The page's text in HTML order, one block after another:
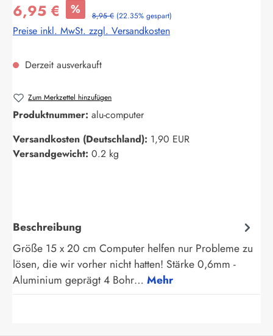
6,95 € % 8,95 € (22.35% gespart)
Preise inkl. MwSt. zzgl. Versandkosten
Derzeit ausverkauft
Zum Merkzettel hinzufügen
Produktnummer: alu-computer
Versandkosten (Deutschland): 1,90 EUR
Versandgewicht: 0.2 kg
Beschreibung
Größe 15 x 20 cm Computer helfen nur Probleme zu
lösen, die wir vorher nicht hatten! Stärke 0,6mm -
Aluminium geprägt 4 Bohr… Mehr